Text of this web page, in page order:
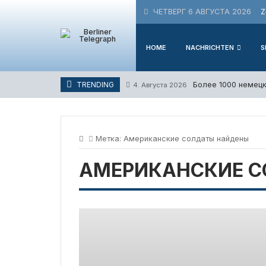
ЧЕТВЕРГ 6 АВГУСТА 2026
HOME NACHRICHTEN
TRENDING 4. Августа 2026 Более 1000
Метка: Американские солдаты найдены
АМЕРИКАНСКИЕ